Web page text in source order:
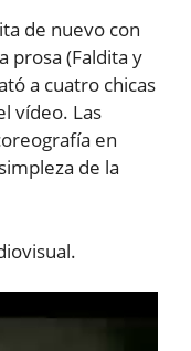
de nuevo con
prosa (Faldita y
a cuatro chicas
vídeo. Las
en
de la